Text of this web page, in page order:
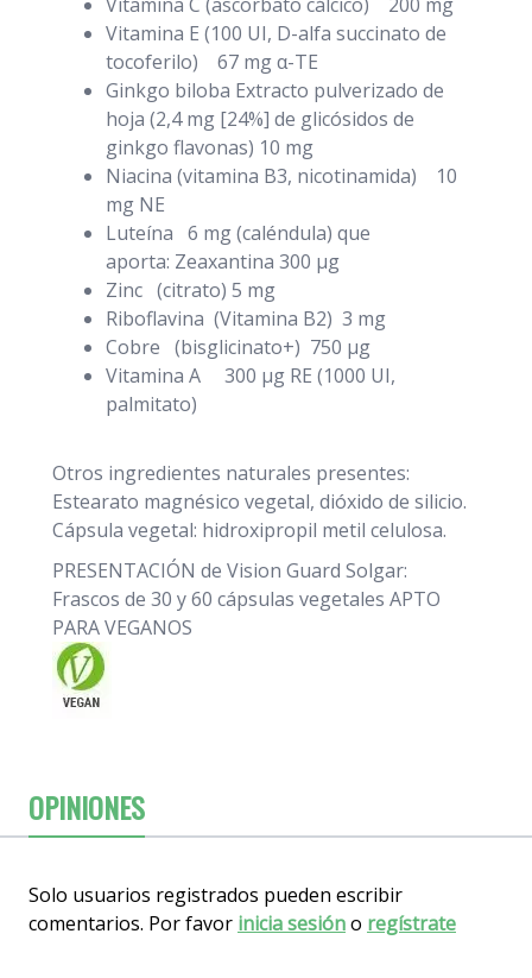
Vitamina E (100 UI, D-alfa succinato de
tocoferilo) 67 mg α-TE
Ginkgo biloba Extracto pulverizado de
hoja (2,4 mg [24%] de glicósidos de
ginkgo flavonas) 10 mg
Niacina (vitamina B3, nicotinamida) 10
mg NE
Luteína 6 mg (caléndula) que
aporta: Zeaxantina 300 μg
Zinc (citrato) 5 mg
Riboflavina (Vitamina B2) 3 mg
Cobre (bisglicinato+) 750 μg
Vitamina A 300 μg RE (1000 UI,
palmitato)
Otros ingredientes naturales presentes:
Estearato magnésico vegetal, dióxido de silicio.
Cápsula vegetal: hidroxipropil metil celulosa.
PRESENTACIÓN de Vision Guard Solgar:
Frascos de 30 y 60 cápsulas vegetales APTO
PARA VEGANOS
OPINIONES
Solo usuarios registrados pueden escribir
comentarios. Por favor inicia sesióno regístrate